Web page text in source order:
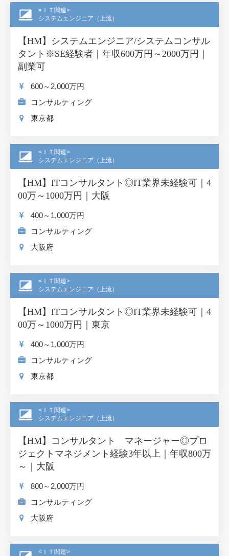
<ＩＴ関連>
システムエンジニア（上流）
【HM】システムエンジニア/システムコンサル
タント※SE経験者｜年収600万円～2000万円｜
副業可
600～2,000万円
コンサルティング
東京都
<ＩＴ関連>
システムエンジニア（上流）
【HM】ITコンサルタント◎IT業界未経験可｜4
00万～1000万円｜大阪
400～1,000万円
コンサルティング
大阪府
<ＩＴ関連>
システムエンジニア（上流）
【HM】ITコンサルタント◎IT業界未経験可｜4
00万～1000万円｜東京
400～1,000万円
コンサルティング
東京都
<ＩＴ関連>
システムエンジニア（上流）
【HM】コンサルタント マネージャー◎プロ
ジェクトマネジメント経験3年以上｜年収800万
～｜大阪
800～2,000万円
コンサルティング
大阪府
<ＩＴ関連>